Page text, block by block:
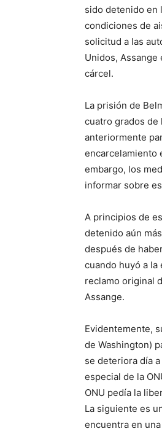
sido detenido en
condiciones de
solicitud a las
Unidos, Assange
cárcel.
La prisión de
cuatro grados de
anteriormente
encarcelamiento
embargo, los
informar sobre
A principios de
detenido aún
después de
cuando huyó a la
reclamo original
Assange.
Evidentemente,
de Washington)
se deteriora día
especial de la
ONU pedía la
La siguiente es
encuentra en